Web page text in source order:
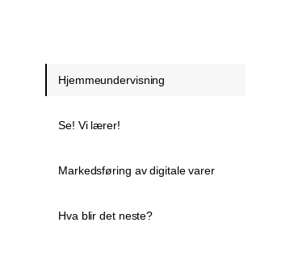
Hjemmeundervisning
Se! Vi lærer!
Markedsføring av digitale varer
Hva blir det neste?